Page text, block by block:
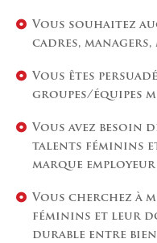
Vous souhaitez
cadres, managers,
Vous êtes
groupes/équipes
Vous avez besoin
talents féminins
marque employeur
Vous cherchez à
féminins et leur
durable entre